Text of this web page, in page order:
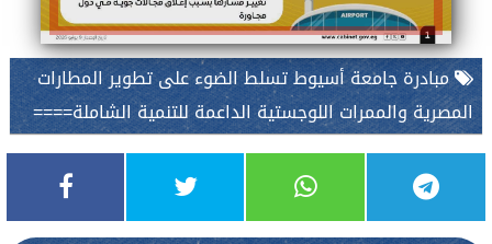
مبادرة جامعة أسيوط تسلط الضوء على تطوير المطارات
المصرية والممرات اللوجستية الداعمة للتنمية الشاملة====